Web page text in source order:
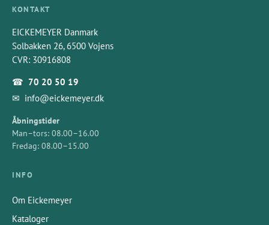
KONTAKT
EICKEMEYER Danmark
Solbakken 26, 6500 Vojens
CVR: 30916808
☎ 70 20 50 19
✉ info@eickemeyer.dk
Åbningstider
Man–tors: 08.00–16.00
Fredag: 08.00–15.00
INFO
Om Eickemeyer
Kataloger